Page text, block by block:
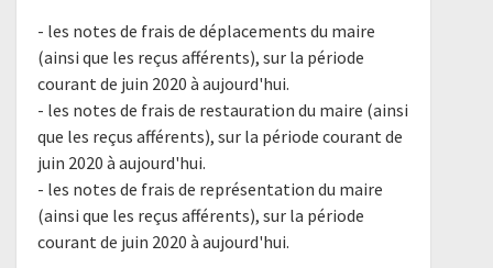
- les notes de frais de déplacements du maire
(ainsi que les reçus afférents), sur la période
courant de juin 2020 à aujourd'hui.
- les notes de frais de restauration du maire (ainsi
que les reçus afférents), sur la période courant de
juin 2020 à aujourd'hui.
- les notes de frais de représentation du maire
(ainsi que les reçus afférents), sur la période
courant de juin 2020 à aujourd'hui.